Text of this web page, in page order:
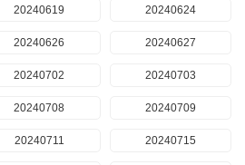
20240619 20240624
20240626 20240627
20240702 20240703
20240708 20240709
20240711 20240715